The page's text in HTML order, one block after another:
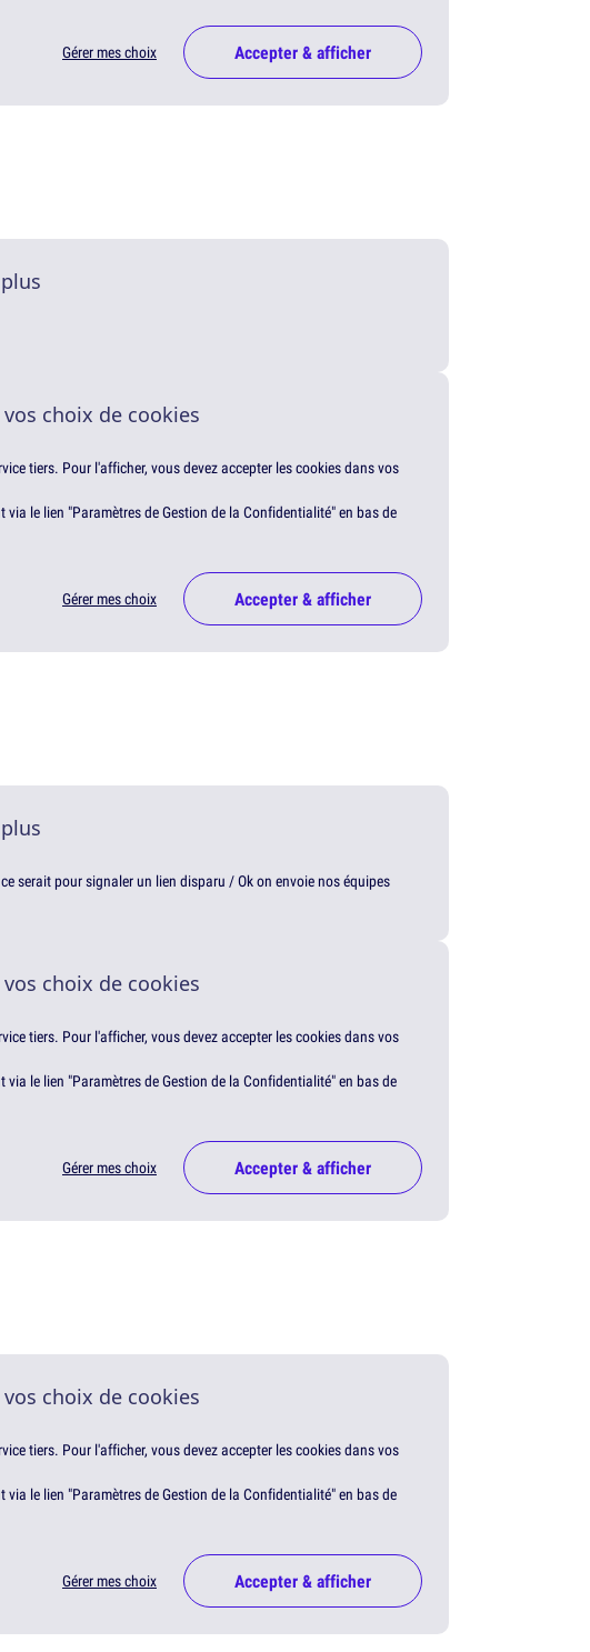
Gérer mes choix Accepter & afficher
choix de cookies
tiers. Pour l'afficher, vous devez accepter les cookies dans vos
le lien "Paramètres de Gestion de la Confidentialité" en bas de
Gérer mes choix Accepter & afficher
serait pour signaler un lien disparu / Ok on envoie nos équipes
choix de cookies
tiers. Pour l'afficher, vous devez accepter les cookies dans vos
le lien "Paramètres de Gestion de la Confidentialité" en bas de
Gérer mes choix Accepter & afficher
choix de cookies
tiers. Pour l'afficher, vous devez accepter les cookies dans vos
le lien "Paramètres de Gestion de la Confidentialité" en bas de
Gérer mes choix Accepter & afficher